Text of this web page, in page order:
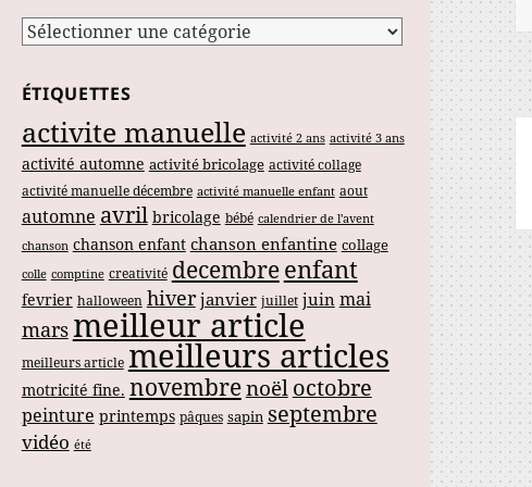
Catégories
ÉTIQUETTES
activite manuelle activité 2 ans activité 3 ans
activité automne activité bricolage activité collage
activité manuelle décembre activité manuelle enfant aout
automne avril bricolage bébé calendrier de l'avent
chanson chanson enfant chanson enfantine collage
colle comptine creativité decembreenfant
fevrier halloween hiver janvier juillet juin mai
marsmeilleur article
meilleurs article meilleurs articles
motricité fine. novembrenoëloctobre
peinture printemps pâques sapin septembre
vidéo été